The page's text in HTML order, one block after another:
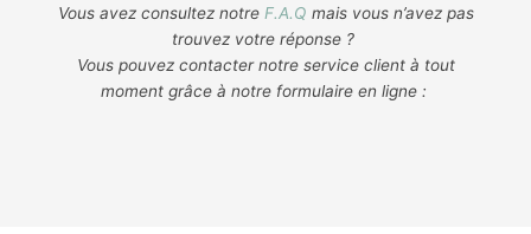
Vous avez consultez notre F.A.Q mais vous n’avez pas
trouvez votre réponse ?
Vous pouvez contacter notre service client à tout
moment grâce à notre formulaire en ligne :